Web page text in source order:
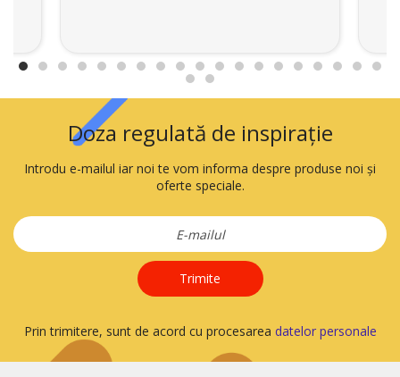
Doza regulată de inspirație
Introdu e-mailul iar noi te vom informa despre produse noi și
oferte speciale.
Trimite
Prin trimitere, sunt de acord cu procesarea datelor personale